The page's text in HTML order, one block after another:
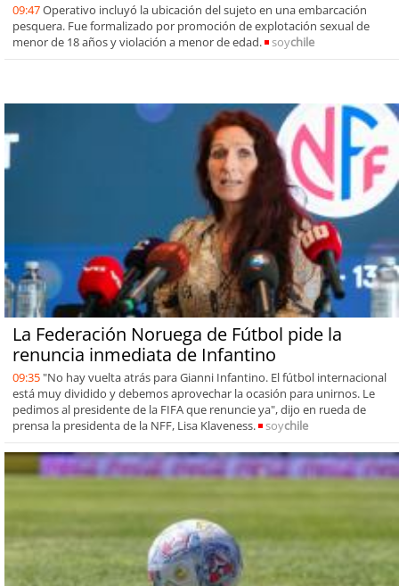
09:47Operativo incluyó la ubicación del sujeto en una embarcación
pesquera. Fue formalizado por promoción de explotación sexual de
menor de 18 años y violación a menor de edad.
soychile
La Federación Noruega de Fútbol pide la
renuncia inmediata de Infantino
09:35 "No hay vuelta atrás para Gianni Infantino. El fútbol internacional
está muy dividido y debemos aprovechar la ocasión para unirnos. Le
pedimos al presidente de la FIFA que renuncie ya", dijo en rueda de
prensa la presidenta de la NFF, Lisa Klaveness.
soychile